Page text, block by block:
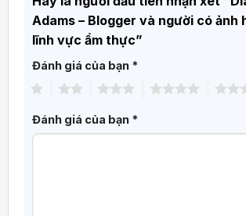
Cấu trúc thân thiện với công cụ tìm
ưu tốc độ tải trang giúp tăng hiệu
Giao diện Tin tức – Blog không chỉ
bày nội dung chuyên nghiệp mà
tăng lượng truy cập và nâng cao
hiệu.
Adams – Blogger và người có ảnh
lĩnh vực ẩm thực”
Đánh giá của bạn *
Đánh giá của bạn *